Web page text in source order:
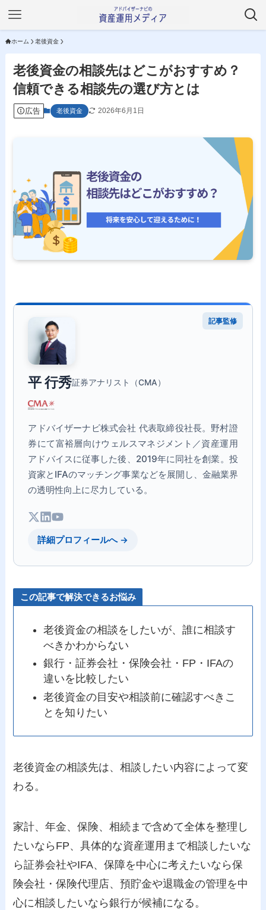
ホーム 老後資金
老後資金の相談先はどこがおすすめ？
信頼できる相談先の選び方とは
広告 老後資金 2026年6月1日
記事監修
平 行秀証券アナリスト（CMA）
アドバイザーナビ株式会社 代表取締役社長。野村證
券にて富裕層向けウェルスマネジメント／資産運用
アドバイスに従事した後、2019年に同社を創業。投
資家とIFAのマッチング事業などを展開し、金融業界
の透明性向上に尽力している。
詳細プロフィールへ →
この記事で解決できるお悩み
老後資金の相談をしたいが、誰に相談す
べきかわからない
銀行・証券会社・保険会社・FP・IFAの
違いを比較したい
老後資金の目安や相談前に確認すべきこ
とを知りたい
老後資金の相談先は、相談したい内容によって変
わる。
家計、年金、保険、相続まで含めて全体を整理し
たいならFP、具体的な資産運用まで相談したいな
ら証券会社やIFA、保障を中心に考えたいなら保
険会社・保険代理店、預貯金や退職金の管理を中
心に相談したいなら銀行が候補になる。